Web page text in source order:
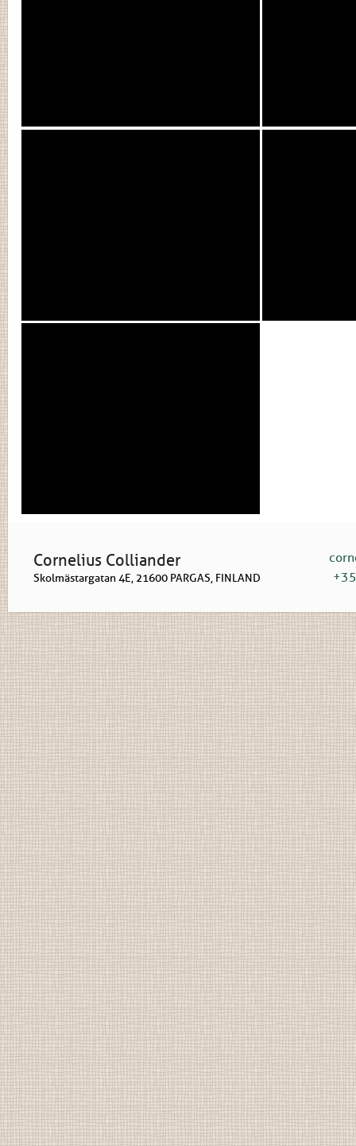
Cornelius Colliander
Skolmästargatan 4E, 21600 PARGAS, FINLAND